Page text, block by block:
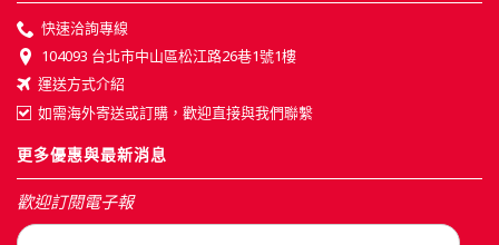
快速洽詢專線
104093 台北市中山區松江路26巷1號1樓
運送方式介紹
如需海外寄送或訂購，歡迎直接與我們聯繫
更多優惠與最新消息
歡迎訂閱電子報